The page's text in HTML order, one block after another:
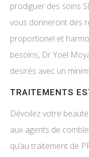
prodiguer des soins
vous donneront des
proportionel et
besoins, Dr Yoel
desirés avec un
TRAITEMENTS
Dévoilez votre
aux agents de
qu’au traitement de